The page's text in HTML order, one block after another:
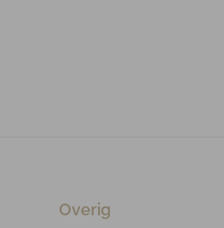
Overig